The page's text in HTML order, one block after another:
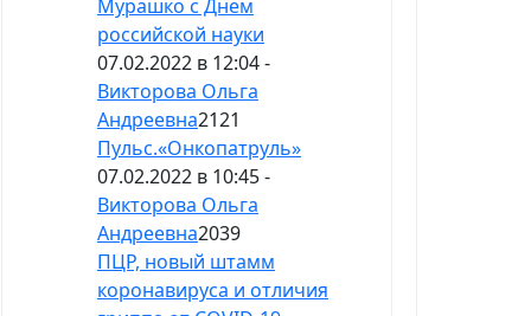
Мурашко с Днем
российской науки
07.02.2022 в 12:04 -
Викторова Ольга
Андреевна2121
Пульс.«Онкопатруль»
07.02.2022 в 10:45 -
Викторова Ольга
Андреевна2039
ПЦР, новый штамм
коронавируса и отличия